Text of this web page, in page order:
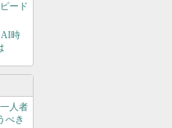
ード
時
人者
べき